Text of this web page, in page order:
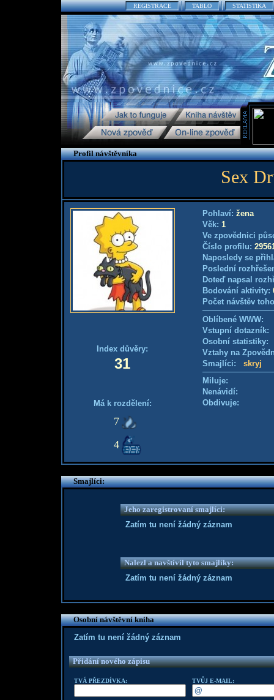
REGISTRACE TABLO STATISTIKA
Profil návštěvníka
Sex
Index důvěry:
31
Má k rozdělení:
7
4
Pohlaví: žena
Věk: 1
Ve zpovědnici
Číslo profilu:
Naposledy se
Poslední
Doteď napsal
Bodování aktivity:
Počet návštěv
Oblíbené WWW:
Vstupní
Osobní
Vztahy na
Smajlíci: skryj
Miluje:
Nenávidí:
Obdivuje:
Smajlíci:
Jeho zaregistrovaní smajlíci:
Zatím tu není žádný záznam
Nalezl a navštívil tyto smajlíky:
Zatím tu není žádný záznam
Osobní návštěvní kniha
Zatím tu není žádný záznam
Přidání nového zápisu
TVÁ PŘEZDÍVKA: TVŮJ E-MAIL: